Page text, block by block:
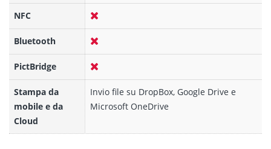
NFC
Bluetooth
PictBridge
Stampa da
mobile e da
Cloud
Invio file su DropBox, Google Drive e
Microsoft OneDrive